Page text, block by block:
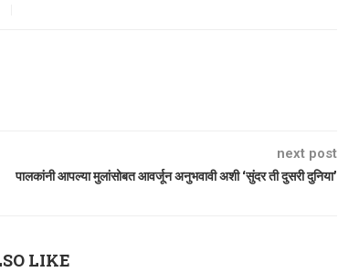
next post
पालकांनी आपल्या मुलांसोबत आवर्जून अनुभवावी अशी ‘सुंदर ती दुसरी दुनिया’
LIKE